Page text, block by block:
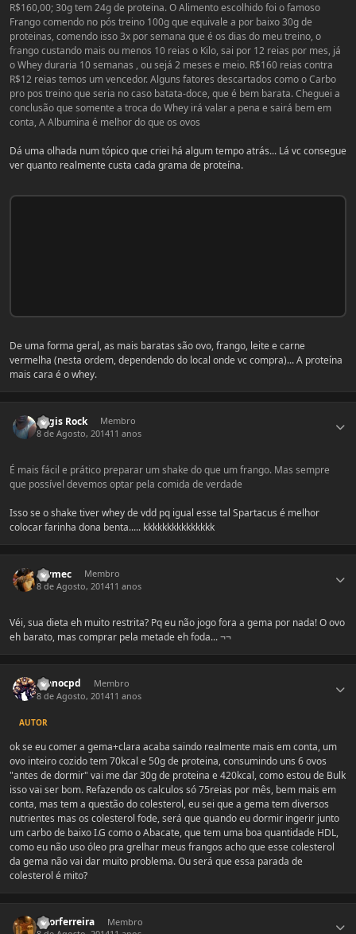
R$160,00; 30g tem 24g de proteina. O Alimento escolhido foi o famoso
Frango comendo no pós treino 100g que equivale a por baixo 30g de
proteinas, comendo isso 3x por semana que é os dias do meu treino, o
frango custando mais ou menos 10 reias o Kilo, sai por 12 reias por mes, já
o Whey duraria 10 semanas , ou sejá 2 meses e meio. R$160 reias contra
R$12 reias temos um vencedor. Alguns fatores descartados como o Carbo
pro pos treino que seria no caso batata-doce, que é bem barata. Cheguei a
conclusão que somente a troca do Whey irá valar a pena e sairá bem em
conta, A Albumina é melhor do que os ovos
Dá uma olhada num tópico que criei há algum tempo atrás... Lá vc consegue
ver quanto realmente custa cada grama de proteína.
De uma forma geral, as mais baratas são ovo, frango, leite e carne
vermelha (nesta ordem, dependendo do local onde vc compra)... A proteína
mais cara é o whey.
Regis Rock
Membro
8 de Agosto, 201411 anos
É mais fácil e prático preparar um shake do que um frango. Mas sempre
que possível devemos optar pela comida de verdade
Isso se o shake tiver whey de vdd pq igual esse tal Spartacus é melhor
colocar farinha dona benta..... kkkkkkkkkkkkkkk
Alymec
Membro
8 de Agosto, 201411 anos
Véi, sua dieta eh muito restrita? Pq eu não jogo fora a gema por nada! O ovo
eh barato, mas comprar pela metade eh foda... ¬¬
manocpd
Membro
8 de Agosto, 201411 anos
AUTOR
ok se eu comer a gema+clara acaba saindo realmente mais em conta, um
ovo inteiro cozido tem 70kcal e 50g de proteina, consumindo uns 6 ovos
"antes de dormir" vai me dar 30g de proteina e 420kcal, como estou de Bulk
isso vai ser bom. Refazendo os calculos só 75reias por mês, bem mais em
conta, mas tem a questão do colesterol, eu sei que a gema tem diversos
nutrientes mas os colesterol fode, será que quando eu dormir ingerir junto
um carbo de baixo I.G como o Abacate, que tem uma boa quantidade HDL,
como eu não uso óleo pra grelhar meus frangos acho que esse colesterol
da gema não vai dar muito problema. Ou será que essa parada de
colesterol é mito?
vitorferreira
Membro